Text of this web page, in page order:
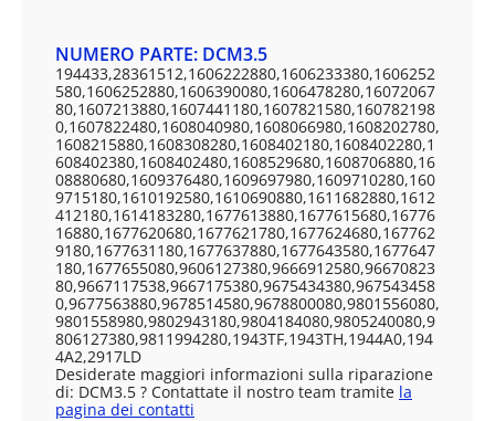
NUMERO PARTE: DCM3.5
194433,28361512,1606222880,1606233380,1606252
580,1606252880,1606390080,1606478280,16072067
80,1607213880,1607441180,1607821580,160782198
0,1607822480,1608040980,1608066980,1608202780,
1608215880,1608308280,1608402180,1608402280,1
608402380,1608402480,1608529680,1608706880,16
08880680,1609376480,1609697980,1609710280,160
9715180,1610192580,1610690880,1611682880,1612
412180,1614183280,1677613880,1677615680,16776
16880,1677620680,1677621780,1677624680,167762
9180,1677631180,1677637880,1677643580,1677647
180,1677655080,9606127380,9666912580,96670823
80,9667117538,9667175380,9675434380,967543458
0,9677563880,9678514580,9678800080,9801556080,
9801558980,9802943180,9804184080,9805240080,9
806127380,9811994280,1943TF,1943TH,1944A0,194
4A2,2917LD
Desiderate maggiori informazioni sulla riparazione
di: DCM3.5 ? Contattate il nostro team tramite la
pagina dei contatti